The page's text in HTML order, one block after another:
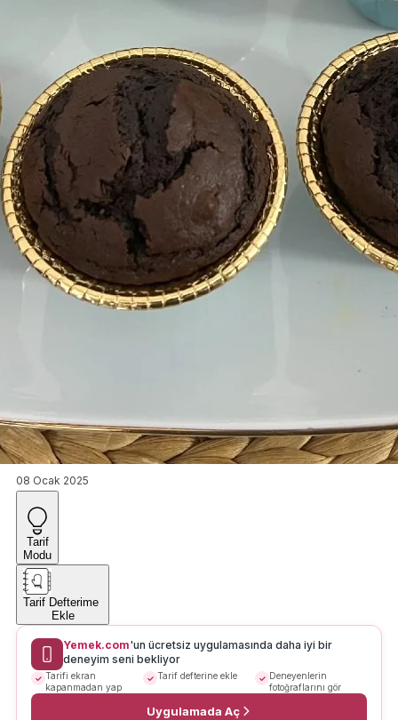
08 Ocak 2025
Tarif
Modu
Tarif Defterime
Ekle
Yemek.com'un ücretsiz uygulamasında daha iyi bir
deneyim seni bekliyor
Tarifi ekran
kapanmadan yap
Tarif defterine ekle
Deneyenlerin
fotoğraflarını gör
Uygulamada Aç